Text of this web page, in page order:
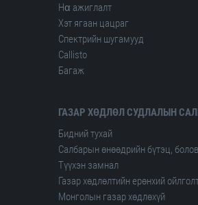
Hα ажиглалт
Хэт ягаан цацраг
Спектрийн шугамууд
Сallisto
Багаж
ГАЗАР ХӨДЛӨЛ СУДЛАЛЫН
Бидний тухай
Салбарын өнөөдрийн бүтэц,
Түүхэн замнал
Газар хөдлөлтийн ерөнхий
Монголын газар хөдлөхүй